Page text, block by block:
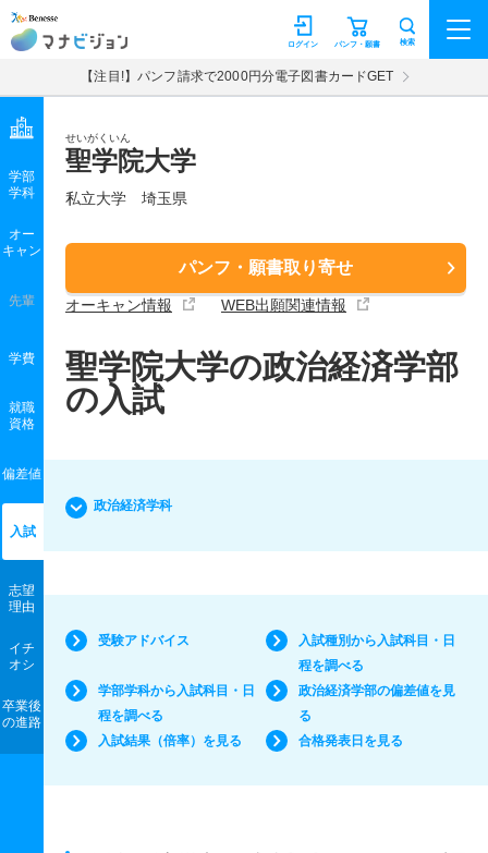
マナビジョン パンフ・願書
ログイン 検索
【注目!】パンフ請求で2000円分電子図書カードGET
せいがくいん
聖学院大学
私立大学 埼玉県
パンフ・願書取り寄せ
オーキャン情報 WEB出願関連情報
学部
学科
オー
キャン
先輩
学費
就職
資格
偏差値
入試
志望
理由
イチ
オシ
卒業後
の進路
聖学院大学の政治経済学部
の入試
政治経済学科
受験アドバイス
入試種別から入試科目・日
程を調べる
学部学科から入試科目・日
程を調べる
政治経済学部の偏差値を見
る
入試結果（倍率）を見る
合格発表日を見る